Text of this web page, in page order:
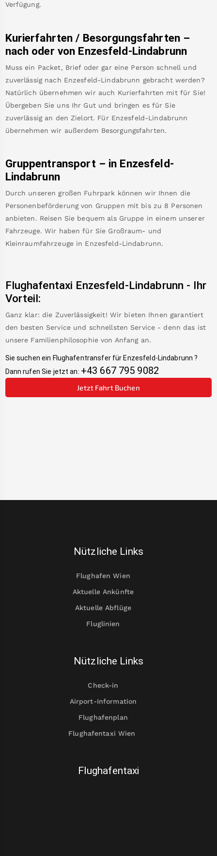
Verfügung.
Kurierfahrten / Besorgungsfahrten –
nach oder von Enzesfeld-Lindabrunn
Muss ein Packet, Brief oder gar eine Person schnell und
zuverlässig nach Enzesfeld-Lindabrunn gebracht werden?
Natürlich übernehmen wir auch Kurierfahrten mit für Sie!
Übergeben Sie uns Ihr Gut und bringen es für Sie
zuverlässig an den Zielort. Für Enzesfeld-Lindabrunn
übernehmen wir außerdem Besorgungsfahrten.
Gruppentransport – in Enzesfeld-
Lindabrunn
Durch unseren großen Fuhrpark können wir Ihnen die
Personenbeförderung von Gruppen mit bis zu 8 Personen
anbieten. Reisen Sie bequem als Gruppe in einem unserer
Fahrzeuge. Wir haben für Sie Großraum- und
Kleinraumfahrzeuge in Enzesfeld-Lindabrunn.
Flughafentaxi Enzesfeld-Lindabrunn - Ihr
Vorteil:
Ganz klar: die Zuverlässigkeit! Wir bieten Ihnen garantiert
den besten Service und schnellsten Service - denn das ist
unsere Familienphilosophie von Anfang an.
Sie suchen ein Flughafentransfer für Enzesfeld-Lindabrunn ?
Dann rufen Sie jetzt an: +43 667 795 9082
Jetzt Fahrt Buchen
Nützliche Links
Flughafen Wien
Aktuelle Ankünfte
Aktuelle Abflüge
Fluglinien
Nützliche Links
Check-in
Airport-Information
Flughafenplan
Flughafentaxi Wien
Flughafentaxi